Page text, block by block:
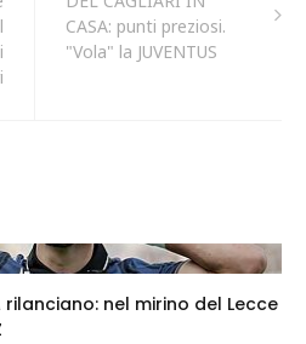
CASA: punti preziosi.
"Vola" la JUVENTUS
rilanciano: nel mirino del Lecce